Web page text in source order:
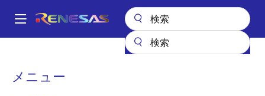
ン
Main
メニュー
パ
54FCT16543T
54FCT16543T